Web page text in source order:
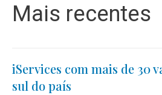
Mais recentes
iServices com mais de 30
sul do país